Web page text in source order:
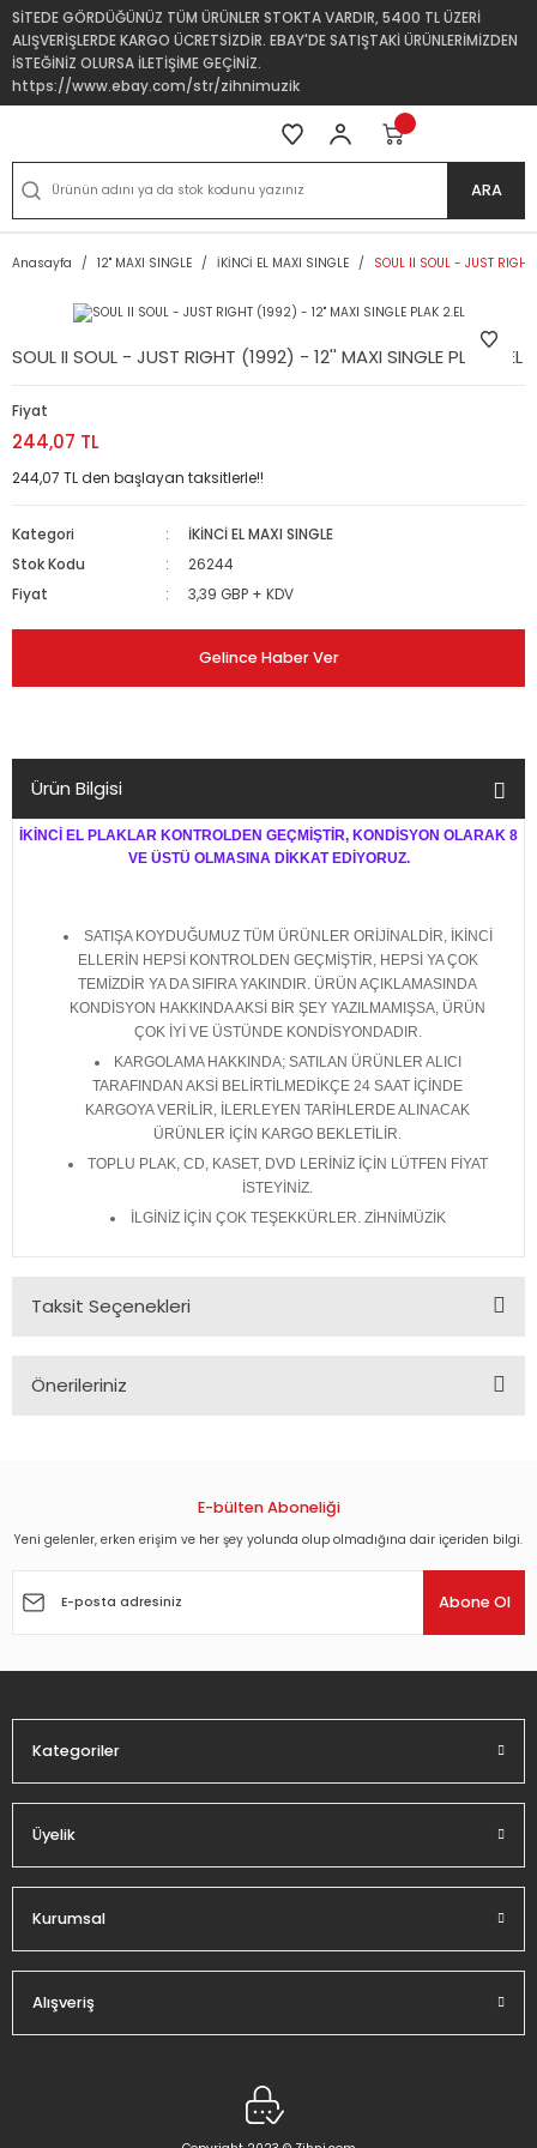
SİTEDE GÖRDÜĞÜNÜZ TÜM ÜRÜNLER STOKTA VARDIR, 5400 TL ÜZERİ
ALIŞVERİŞLERDE KARGO ÜCRETSİZDİR. EBAY'DE SATIŞTAKİ ÜRÜNLERİMİZDEN
İSTEĞİNİZ OLURSA İLETİŞİME GEÇİNİZ.
https://www.ebay.com/str/zihnimuzik
ARA
Anasayfa 12'' MAXI SINGLE İKİNCİ EL MAXI SINGLE SOUL II SOUL - JUST
SOUL II SOUL - JUST RIGHT (1992) - 12'' MAXI SINGLE PLAK 2.EL
Fiyat
244,07 TL
244,07 TL den başlayan taksitlerle!!
Kategori
İKİNCİ EL MAXI SINGLE
Stok Kodu
26244
Fiyat
3,39 GBP + KDV
Gelince Haber Ver
Ürün Bilgisi
İKİNCİ EL PLAKLAR KONTROLDEN GEÇMİŞTİR, KONDİSYON OLARAK 8
VE ÜSTÜ OLMASINA DİKKAT EDİYORUZ.
SATIŞA KOYDUĞUMUZ TÜM ÜRÜNLER ORİJİNALDİR, İKİNCİ
ELLERİN HEPSİ KONTROLDEN GEÇMİŞTİR, HEPSİ YA ÇOK
TEMİZDİR YA DA SIFIRA YAKINDIR. ÜRÜN AÇIKLAMASINDA
KONDİSYON HAKKINDA AKSİ BİR ŞEY YAZILMAMIŞSA, ÜRÜN
ÇOK İYİ VE ÜSTÜNDE KONDİSYONDADIR.
KARGOLAMA HAKKINDA; SATILAN ÜRÜNLER ALICI
TARAFINDAN AKSİ BELİRTİLMEDİKÇE 24 SAAT İÇİNDE
KARGOYA VERİLİR, İLERLEYEN TARİHLERDE ALINACAK
ÜRÜNLER İÇİN KARGO BEKLETİLİR.
TOPLU PLAK, CD, KASET, DVD LERİNİZ İÇİN LÜTFEN FİYAT
İSTEYİNİZ.
İLGİNİZ İÇİN ÇOK TEŞEKKÜRLER. ZİHNİMÜZİK
Taksit Seçenekleri
Önerileriniz
Görüş ve önerileriniz için teşekkür ederiz.
Ürün açıklamasında eksik bilgiler bulunuyor.
Ürün fiyatı diğer sitelerden daha pahalı.
E-bülten Aboneliği
Yeni gelenler, erken erişim ve her şey yolunda olup olmadığına dair içeriden bilgi.
Abone Ol
Kategoriler
Üyelik
Kurumsal
Alışveriş